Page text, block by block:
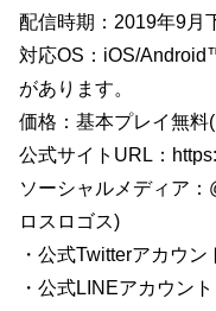
配信時期：2019年9月
対応OS：iOS/
があります。
価格：基本プレイ無料
公式サイトURL：
ソーシャルメディア
ロスロゴス)
・公式Twitterアカウ
・公式LINEアカウン